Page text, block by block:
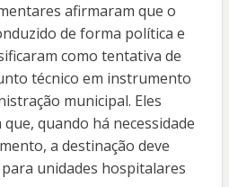
afirmaram que o
de forma política e
como tentativa de
técnico em instrumento
municipal. Eles
quando há necessidade
a destinação deve
unidades hospitalares